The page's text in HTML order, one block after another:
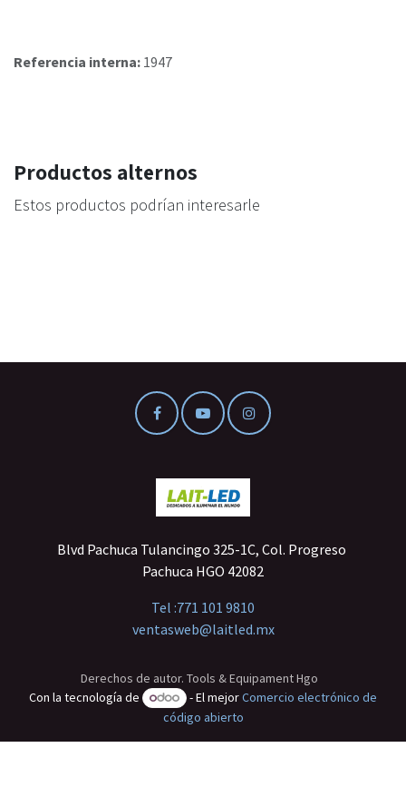
Referencia interna: 1947
Productos alternos
Estos productos podrían interesarle
Blvd Pachuca Tulancingo 325-1C, Col. Progreso
Pachuca HGO 42082
Tel :771 101 9810
ventasweb@laitled.mx
Derechos de autor. Tools & Equipament Hgo
Con la tecnología de
- El mejorComercio electrónico de
código abierto